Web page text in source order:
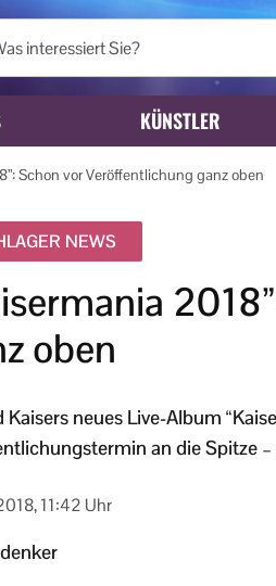
KÜNSTLER
Schon vor Veröffentlichung ganz oben
NEWS
oben
Kaisers neues Live-Album
an die Spitze
11:42 Uhr